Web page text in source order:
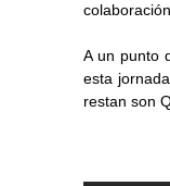
A un punto
esta
restan son